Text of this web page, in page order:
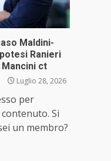
Maldini-
Ranieri
ct
Luglio 28, 2026
per
Si
un membro?